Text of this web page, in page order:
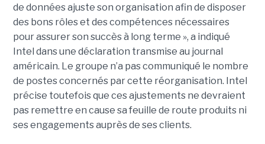
de données ajuste son organisation afin de disposer
des bons rôles et des compétences nécessaires
pour assurer son succès à long terme », a indiqué
Intel dans une déclaration transmise au journal
américain. Le groupe n’a pas communiqué le nombre
de postes concernés par cette réorganisation. Intel
précise toutefois que ces ajustements ne devraient
pas remettre en cause sa feuille de route produits ni
ses engagements auprès de ses clients.